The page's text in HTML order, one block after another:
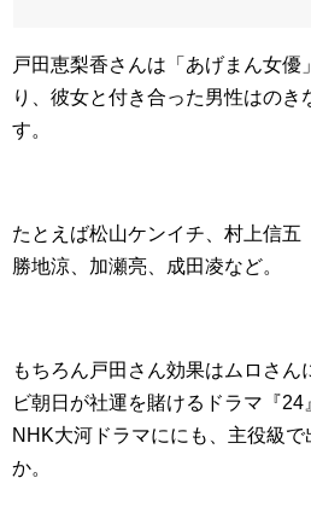
戸田恵梨香さんは「あげまん女優
り、彼女と付き合った男性はのき
す。
たとえば松山ケンイチ、村上信五
勝地涼、加瀬亮、成田凌など。
もちろん戸田さん効果はムロさん
ビ朝日が社運を賭けるドラマ『
NHK大河ドラマににも、主役級で
か。